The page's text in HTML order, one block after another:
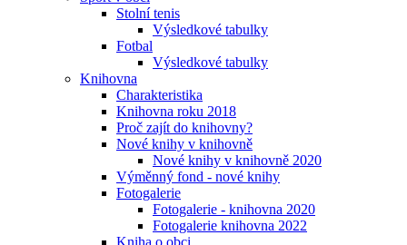
Stolní tenis
Výsledkové tabulky
Fotbal
Výsledkové tabulky
Knihovna
Charakteristika
Knihovna roku 2018
Proč zajít do knihovny?
Nové knihy v knihovně
Nové knihy v knihovně 2020
Výměnný fond - nové knihy
Fotogalerie
Fotogalerie - knihovna 2020
Fotogalerie knihovna 2022
Kniha o obci